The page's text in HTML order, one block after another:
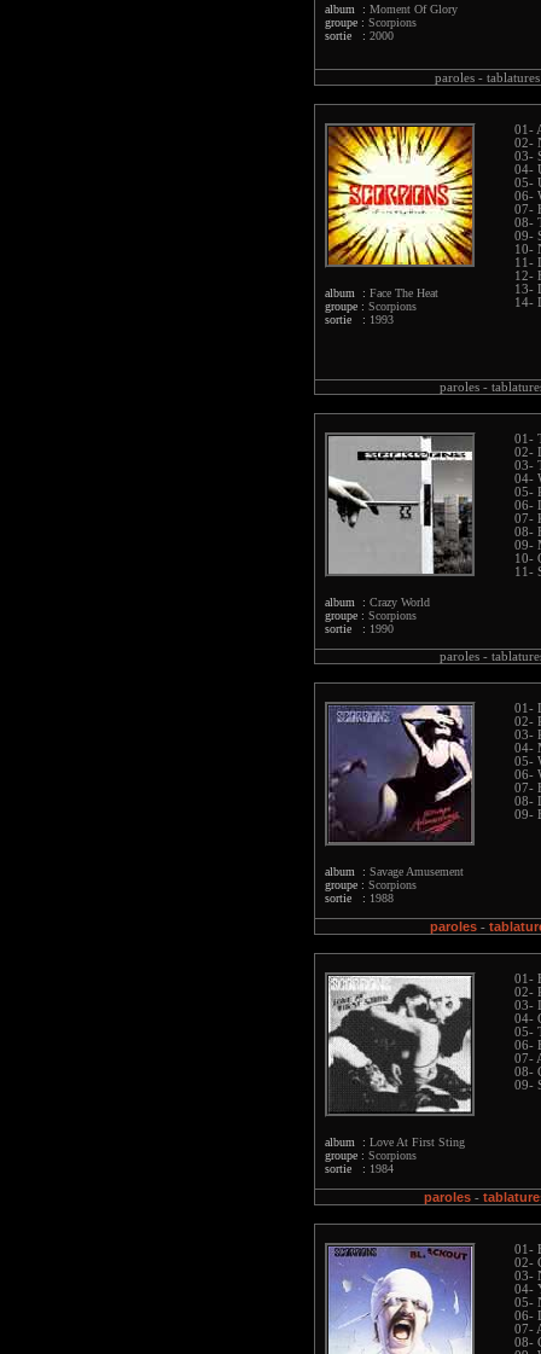
album : Moment Of Glory
groupe : Scorpions
sortie : 2000
paroles -
album : Face The Heat
groupe : Scorpions
sortie : 1993
01-
02-
03-
04-
05-
06-
07-
08-
09-
10-
11-
12-
13-
14-
paroles -
album : Crazy World
groupe : Scorpions
sortie : 1990
01-
02-
03-
04-
05-
06-
07-
08-
09-
10-
11-
paroles -
album : Savage Amusement
groupe : Scorpions
sortie : 1988
01-
02-
03-
04-
05-
06-
07-
08-
09-
paroles -
album : Love At First Sting
groupe : Scorpions
sortie : 1984
01-
02-
03-
04-
05-
06-
07-
08-
09-
paroles -
01-
02-
03-
04-
05-
06-
07-
08-